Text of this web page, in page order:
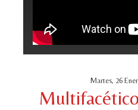
Martes, 26